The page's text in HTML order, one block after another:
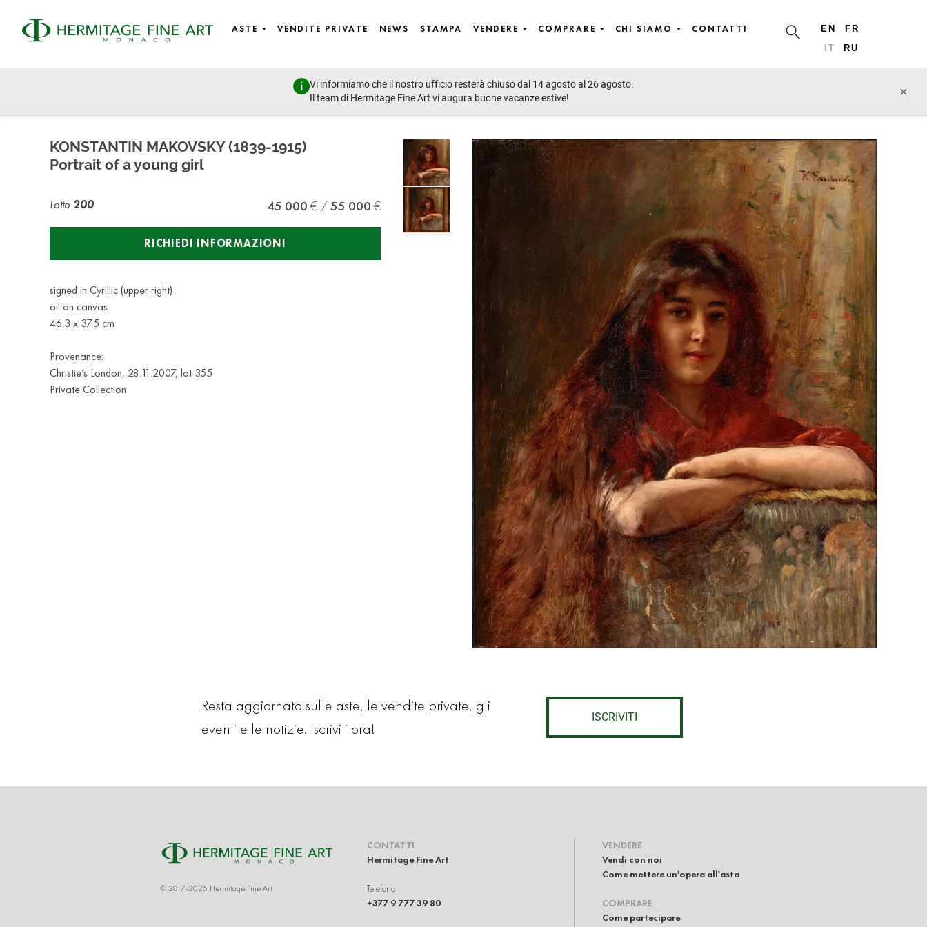
ASTE VENDITE PRIVATE NEWS STAMPA VENDERE COMPRARE CHI SIAMO CONTATTI EN
FR
IT
RU
Vi informiamo che il nostro ufficio resterà chiuso dal 14 agosto al 26 agosto.
Il team di Hermitage Fine Art vi augura buone vacanze estive!
×
Fine Art - 19th century to modern and contemporary art, East European art
KONSTANTIN MAKOVSKY (1839-1915)
Portrait of a young girl
Lotto 200 45 000 55 000
RICHIEDI INFORMAZIONI
signed in Cyrillic (upper right)
oil on canvas
46.3 x 37.5 cm
Provenance:
Christie’s London, 28.11.2007, lot 355
Private Collection
Resta aggiornato sulle aste, le vendite private, gli
eventi e le notizie. Iscriviti ora!
ISCRIVITI
© 2017-2026 Hermitage Fine Art
CONTATTI
Hermitage Fine Art
Telefono
+377 9 777 39 80
VENDERE
Vendi con noi
Come mettere un'opera all'asta
COMPRARE
Come partecipare